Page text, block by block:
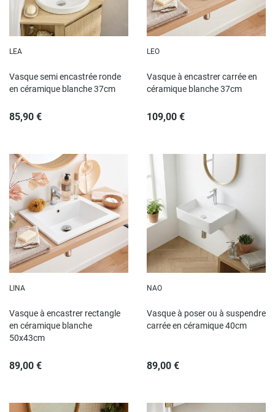
LEA
Vasque semi encastrée ronde
en céramique blanche 37cm
85,90 €
LEO
Vasque à encastrer carrée en
céramique blanche 37cm
109,00 €
LINA
Vasque à encastrer rectangle
en céramique blanche
50x43cm
89,00 €
NAO
Vasque à poser ou à suspendre
carrée en céramique 40cm
89,00 €